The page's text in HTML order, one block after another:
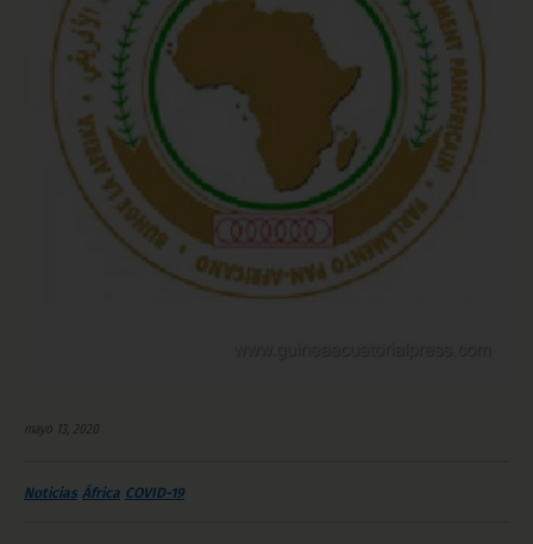
mayo 13, 2020
Noticias África COVID-19